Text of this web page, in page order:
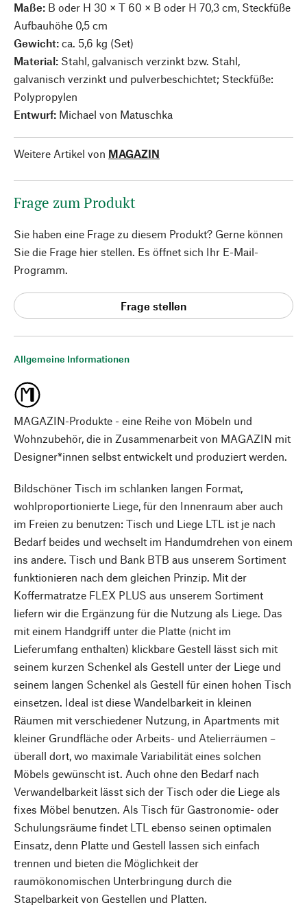
Allgemeine Informationen
MAGAZIN-Produkte - eine Reihe von Möbeln und
Wohnzubehör, die in Zusammenarbeit von MAGAZIN mit
Designer*innen selbst entwickelt und produziert werden.
Bildschöner Tisch im schlanken langen Format,
wohlproportionierte Liege, für den Innenraum aber auch
im Freien zu benutzen: Tisch und Liege LTL ist je nach
Bedarf beides und wechselt im Handumdrehen von einem
ins andere. Tisch und Bank BTB aus unserem Sortiment
funktionieren nach dem gleichen Prinzip. Mit der
Koffermatratze FLEX PLUS aus unserem Sortiment
liefern wir die Ergänzung für die Nutzung als Liege. Das
mit einem Handgriff unter die Platte (nicht im
Lieferumfang enthalten) klickbare Gestell lässt sich mit
seinem kurzen Schenkel als Gestell unter der Liege und
seinem langen Schenkel als Gestell für einen hohen Tisch
einsetzen. Ideal ist diese Wandelbarkeit in kleinen
Räumen mit verschiedener Nutzung, in Apartments mit
kleiner Grundfläche oder Arbeits- und Atelierräumen –
überall dort, wo maximale Variabilität eines solchen
Möbels gewünscht ist. Auch ohne den Bedarf nach
Verwandelbarkeit lässt sich der Tisch oder die Liege als
fixes Möbel benutzen. Als Tisch für Gastronomie- oder
Schulungsräume findet LTL ebenso seinen optimalen
Einsatz, denn Platte und Gestell lassen sich einfach
trennen und bieten die Möglichkeit der
raumökonomischen Unterbringung durch die
Stapelbarkeit von Gestellen und Platten.
Maße: B oder H 30 × T 60 × B oder H 70,3 cm, Steckfüße
Aufbauhöhe 0,5 cm
Gewicht: ca. 5,6 kg (Set)
Material: Stahl, galvanisch verzinkt bzw. Stahl,
galvanisch verzinkt und pulverbeschichtet; Steckfüße:
Polypropylen
Entwurf: Michael von Matuschka
Weitere Artikel von MAGAZIN
Frage zum Produkt
Sie haben eine Frage zu diesem Produkt? Gerne können
Sie die Frage hier stellen. Es öffnet sich Ihr E-Mail-
Programm.
Frage stellen